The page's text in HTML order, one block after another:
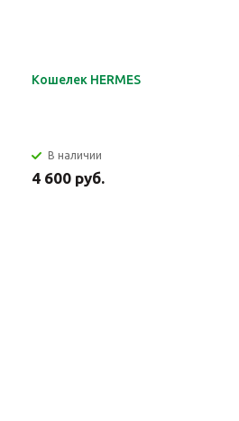
Кошелек HERMES
В наличии
4 600 руб.